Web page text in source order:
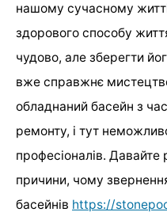
нашому сучасному
здорового способу
чудово, але зберегти
вже справжнє
обладнаний басейн з
ремонту, і тут
професіоналів. Давайте
причини, чому
басейнів https://